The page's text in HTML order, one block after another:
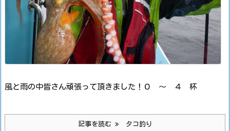
風と雨の中皆さん頑張って頂きました！ ０ ～ ４ 杯
記事を読む タコ釣り